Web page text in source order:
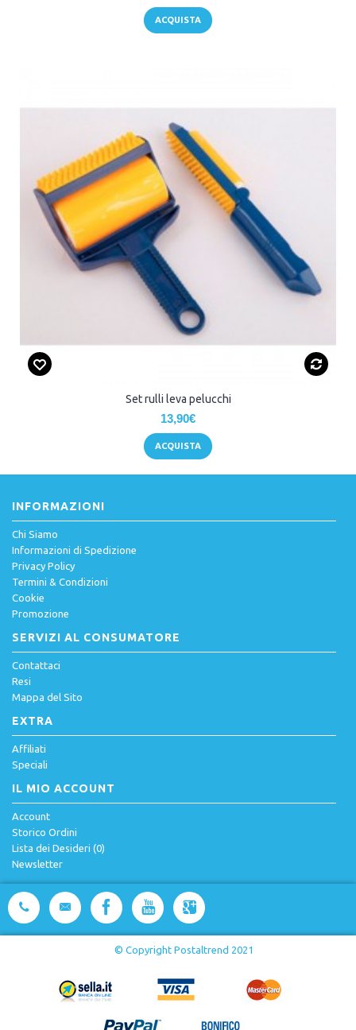
ACQUISTA
Set rulli leva pelucchi
13,90€
ACQUISTA
INFORMAZIONI
Chi Siamo
Informazioni di Spedizione
Privacy Policy
Termini & Condizioni
Cookie
Promozione
SERVIZI AL CONSUMATORE
Contattaci
Resi
Mappa del Sito
EXTRA
Affiliati
Speciali
IL MIO ACCOUNT
Account
Storico Ordini
Lista dei Desideri (0)
Newsletter
© Copyright Postaltrend 2021